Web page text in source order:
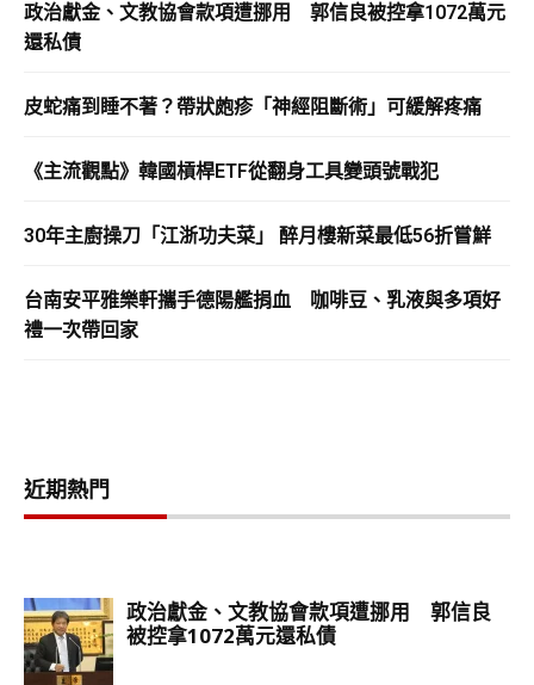
政治獻金、文教協會款項遭挪用 郭信良被控拿1072萬元
還私債
皮蛇痛到睡不著？帶狀皰疹「神經阻斷術」可緩解疼痛
《主流觀點》韓國槓桿ETF從翻身工具變頭號戰犯
30年主廚操刀「江浙功夫菜」 醉月樓新菜最低56折嘗鮮
台南安平雅樂軒攜手德陽艦捐血 咖啡豆、乳液與多項好
禮一次帶回家
近期熱門